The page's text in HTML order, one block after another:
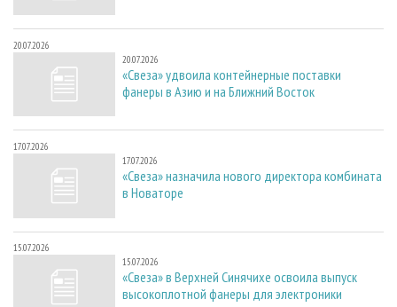
20.07.2026
20.07.2026
«Свеза» удвоила контейнерные поставки
фанеры в Азию и на Ближний Восток
17.07.2026
17.07.2026
«Свеза» назначила нового директора комбината
в Новаторе
15.07.2026
15.07.2026
«Свеза» в Верхней Синячихе освоила выпуск
высокоплотной фанеры для электроники